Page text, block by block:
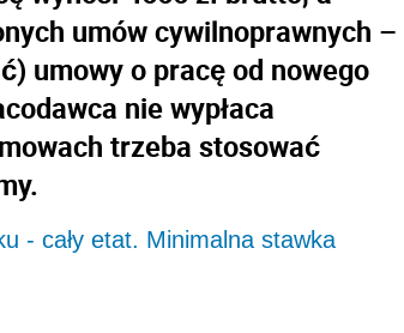
umów cywilnoprawnych –
umowy o pracę od nowego
nie wypłaca
trzeba stosować
- cały etat. Minimalna stawka